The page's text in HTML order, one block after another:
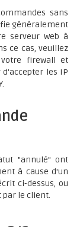
sans
généralement
serveur Web à
ce cas, veuillez
firewall et
les IP
"annulé" ont
à cause d'un
ci-dessus, ou
le client.